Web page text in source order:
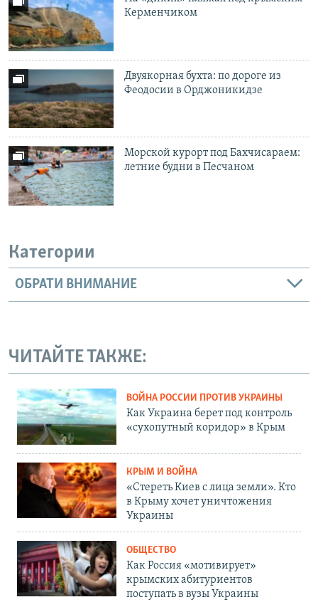
Керменчиком
Двуякорная бухта: по дороге из
Феодосии в Орджоникидзе
Морской курорт под Бахчисараем:
летние будни в Песчаном
Категории
ОБРАТИ ВНИМАНИЕ
ЧИТАЙТЕ ТАКЖЕ:
ВОЙНА РОССИИ ПРОТИВ УКРАИНЫ
Как Украина берет под контроль
«сухопутный коридор» в Крым
КРЫМ И ВОЙНА
«Стереть Киев с лица земли». Кто
в Крыму хочет уничтожения
Украины
ОБЩЕСТВО
Как Россия «мотивирует»
крымских абитуриентов
поступать в вузы Украины